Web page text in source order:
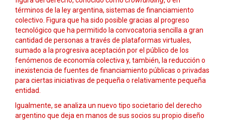
términos de la ley argentina, sistemas de financiamiento
colectivo. Figura que ha sido posible gracias al progreso
tecnológico que ha permitido la convocatoria sencilla a gran
cantidad de personas a través de plataformas virtuales,
sumado a la progresiva aceptación por el público de los
fenómenos de economía colectiva y, también, la reducción o
inexistencia de fuentes de financiamiento públicas o privadas
para ciertas iniciativas de pequeña o relativamente pequeña
entidad.
Igualmente, se analiza un nuevo tipo societario del derecho
argentino que deja en manos de sus socios su propio diseño